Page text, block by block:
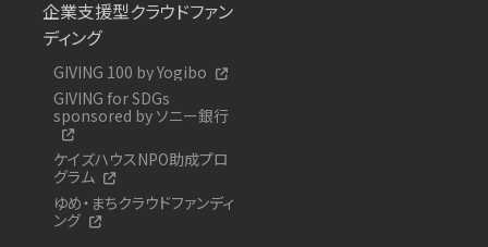
企業支援型クラウドファン
ディング
GIVING 100 by Yogibo
GIVING for SDGs
sponsored by ソニー銀行
ケイズハウスNPO助成プロ
グラム
ゆめ・まちクラウドファンディ
ング